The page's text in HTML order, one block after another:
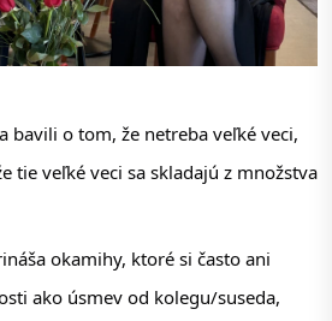
bavili o tom, že netreba veľké veci,
tie veľké veci sa skladajú z množstva
okamihy, ktoré si často ani
ako úsmev od kolegu/suseda,